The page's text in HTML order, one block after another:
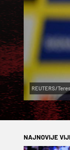
REUTERS/
NAJNOVIJE